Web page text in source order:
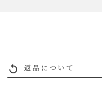
replay 返品について